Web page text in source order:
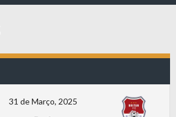
31 de Março, 2025